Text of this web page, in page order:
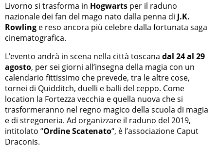
Livorno si trasforma in Hogwarts per il raduno
nazionale dei fan del mago nato dalla penna di J.K.
Rowling e reso ancora più celebre dalla fortunata saga
cinematografica.
L’evento andrà in scena nella città toscana dal 24 al 29
agosto, per sei giorni all’insegna della magia con un
calendario fittissimo che prevede, tra le altre cose,
tornei di Quidditch, duelli e balli del ceppo. Come
location la Fortezza vecchia e quella nuova che si
trasformeranno nel regno magico della scuola di magia
e di stregoneria. Ad organizzare il raduno del 2019,
intitolato “Ordine Scatenato“, è l’associazione Caput
Draconis.